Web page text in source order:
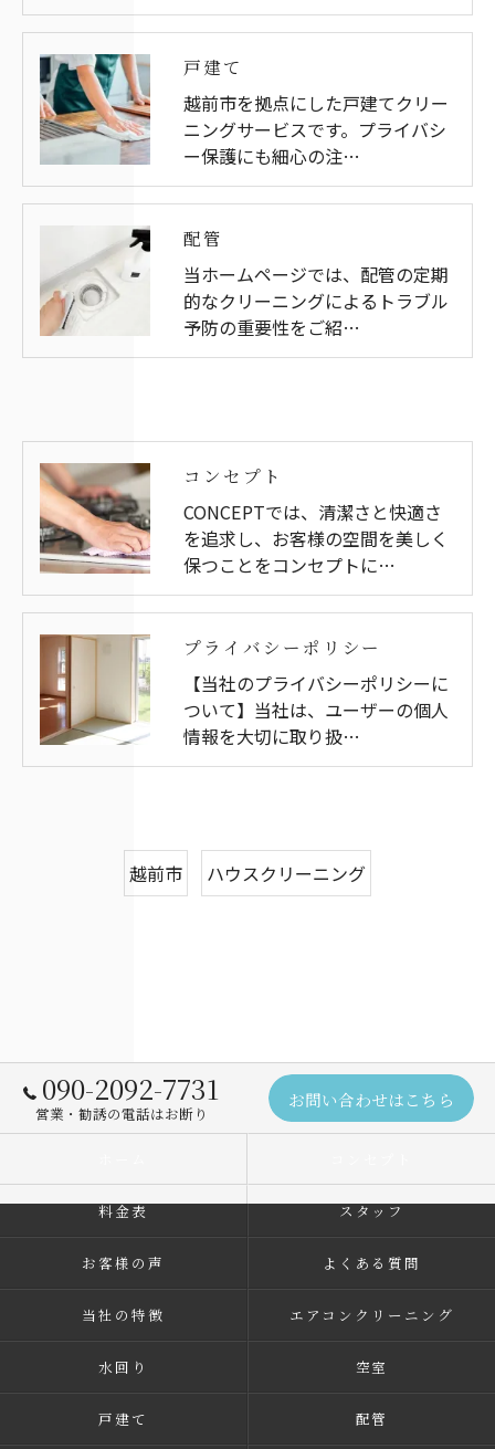
戸建て
越前市を拠点にした戸建てクリー
ニングサービスです。プライバシ
ー保護にも細心の注…
配管
当ホームページでは、配管の定期
的なクリーニングによるトラブル
予防の重要性をご紹…
コンセプト
CONCEPTでは、清潔さと快適さ
を追求し、お客様の空間を美しく
保つことをコンセプトに…
プライバシーポリシー
【当社のプライバシーポリシーに
ついて】当社は、ユーザーの個人
情報を大切に取り扱…
越前市 ハウスクリーニング
090-2092-7731
営業・勧誘の電話はお断り
お問い合わせはこちら
料金表 スタッフ
お客様の声 よくある質問
当社の特徴 エアコンクリーニング
水回り 空室
戸建て 配管